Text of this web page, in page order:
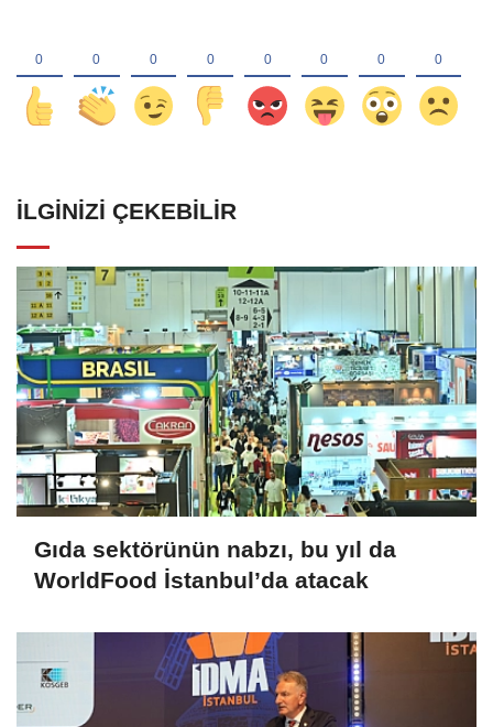
İLGINIZI ÇEKEBILIR
Gıda sektörünün nabzı, bu yıl da
WorldFood İstanbul’da atacak